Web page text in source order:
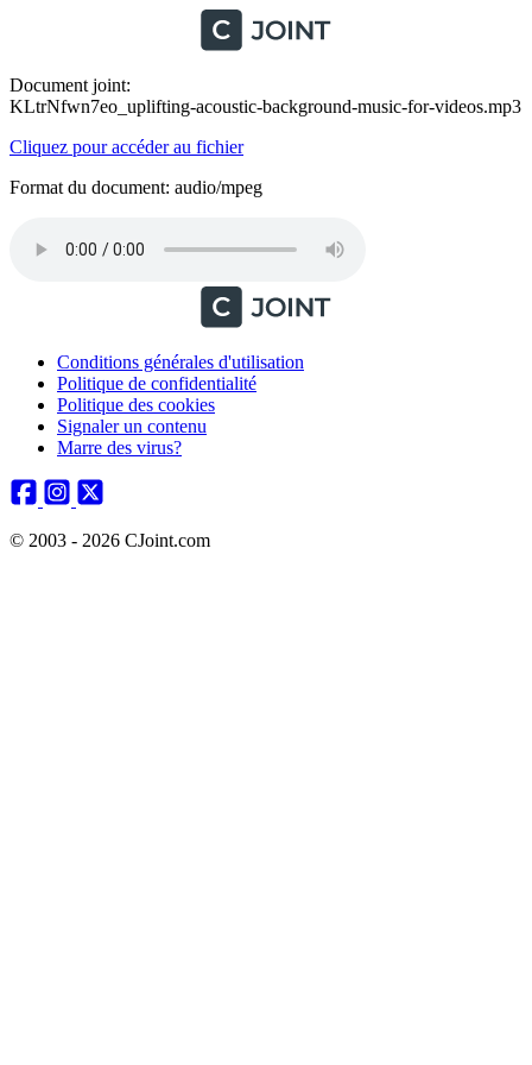
Document joint:
KLtrNfwn7eo_uplifting-acoustic-background-music-for-videos.mp3
Cliquez pour accéder au fichier
Format du document: audio/mpeg
Conditions générales d'utilisation
Politique de confidentialité
Politique des cookies
Signaler un contenu
Marre des virus?
© 2003 - 2026 CJoint.com